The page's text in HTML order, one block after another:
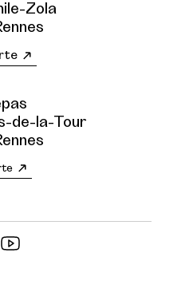
Zola
de-la-Tour